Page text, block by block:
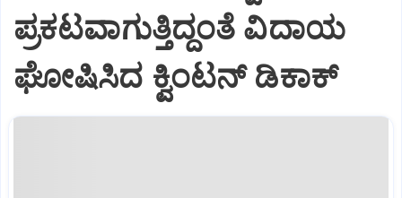
ಪ್ರಕಟವಾಗುತ್ತಿದ್ದಂತೆ ವಿದಾಯ
ಘೋಷಿಸಿದ ಕ್ವಿಂಟನ್ ಡಿಕಾಕ್